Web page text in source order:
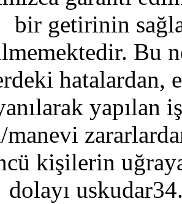
bir getirinin
Bu
hatalardan,
yapılan
kişilerin
dolayı